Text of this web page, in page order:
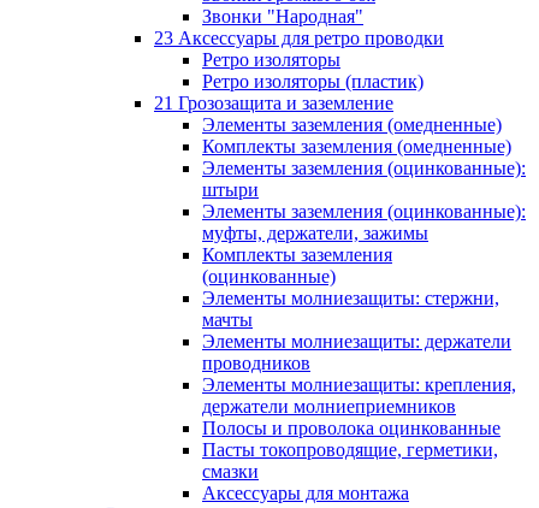
Звонки "Народная"
23 Аксессуары для ретро проводки
Ретро изоляторы
Ретро изоляторы (пластик)
21 Грозозащита и заземление
Элементы заземления (омедненные)
Комплекты заземления (омедненные)
Элементы заземления (оцинкованные):
штыри
Элементы заземления (оцинкованные):
муфты, держатели, зажимы
Комплекты заземления
(оцинкованные)
Элементы молниезащиты: стержни,
мачты
Элементы молниезащиты: держатели
проводников
Элементы молниезащиты: крепления,
держатели молниеприемников
Полосы и проволока оцинкованные
Пасты токопроводящие, герметики,
смазки
Аксессуары для монтажа